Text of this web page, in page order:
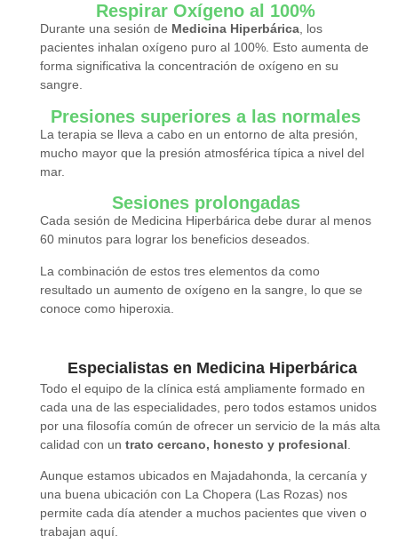
Respirar Oxígeno al 100%
Durante una sesión de Medicina Hiperbárica, los
pacientes inhalan oxígeno puro al 100%. Esto aumenta de
forma significativa la concentración de oxígeno en su
sangre.
Presiones superiores a las normales
La terapia se lleva a cabo en un entorno de alta presión,
mucho mayor que la presión atmosférica típica a nivel del
mar.
Sesiones prolongadas
Cada sesión de Medicina Hiperbárica debe durar al menos
60 minutos para lograr los beneficios deseados.
La combinación de estos tres elementos da como
resultado un aumento de oxígeno en la sangre, lo que se
conoce como hiperoxia.
Especialistas en Medicina Hiperbárica
Todo el equipo de la clínica está ampliamente formado en
cada una de las especialidades, pero todos estamos unidos
por una filosofía común de ofrecer un servicio de la más alta
calidad con un trato cercano, honesto y profesional
Aunque estamos ubicados en Majadahonda, la cercanía y
una buena ubicación con La Chopera (Las Rozas) nos
permite cada día atender a muchos pacientes que viven o
trabajan aquí.